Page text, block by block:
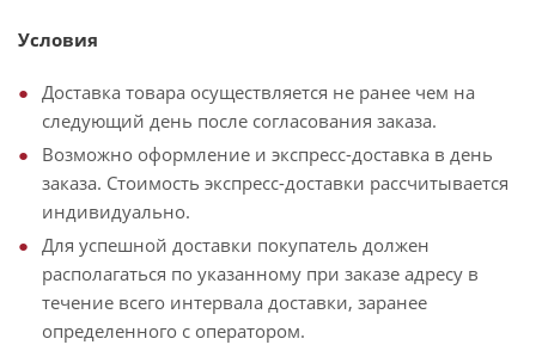
Условия
Доставка товара осуществляется не ранее чем на
следующий день после согласования заказа.
Возможно оформление и экспресс-доставка в день
заказа. Стоимость экспресс-доставки рассчитывается
индивидуально.
Для успешной доставки покупатель должен
располагаться по указанному при заказе адресу в
течение всего интервала доставки, заранее
определенного с оператором.